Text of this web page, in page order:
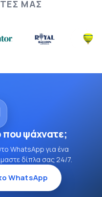
ΜΑΣ
που ψάχνατε;
WhatsApp για ένα
δίπλα σας 24/7.
WhatsApp